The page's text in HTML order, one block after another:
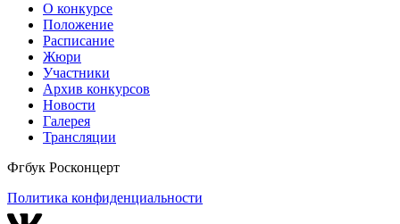
О конкурсе
Положение
Расписание
Жюри
Участники
Архив конкурсов
Новости
Галерея
Трансляции
Фгбук Росконцерт
Политика конфиденциальности